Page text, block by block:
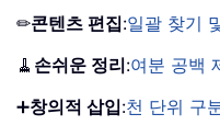
✏콘텐츠 편집:일괄 찾기
🧹 손쉬운 정리:여분 공백
➕창의적 삽입:천 단위 구